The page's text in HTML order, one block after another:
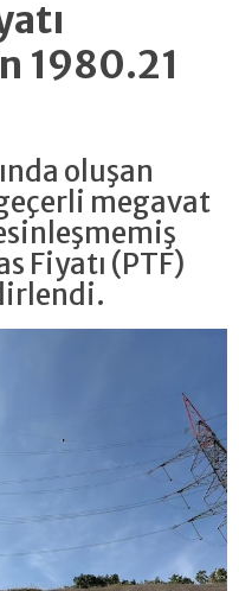
1980.21
oluşan
megavat
Fiyatı (PTF)